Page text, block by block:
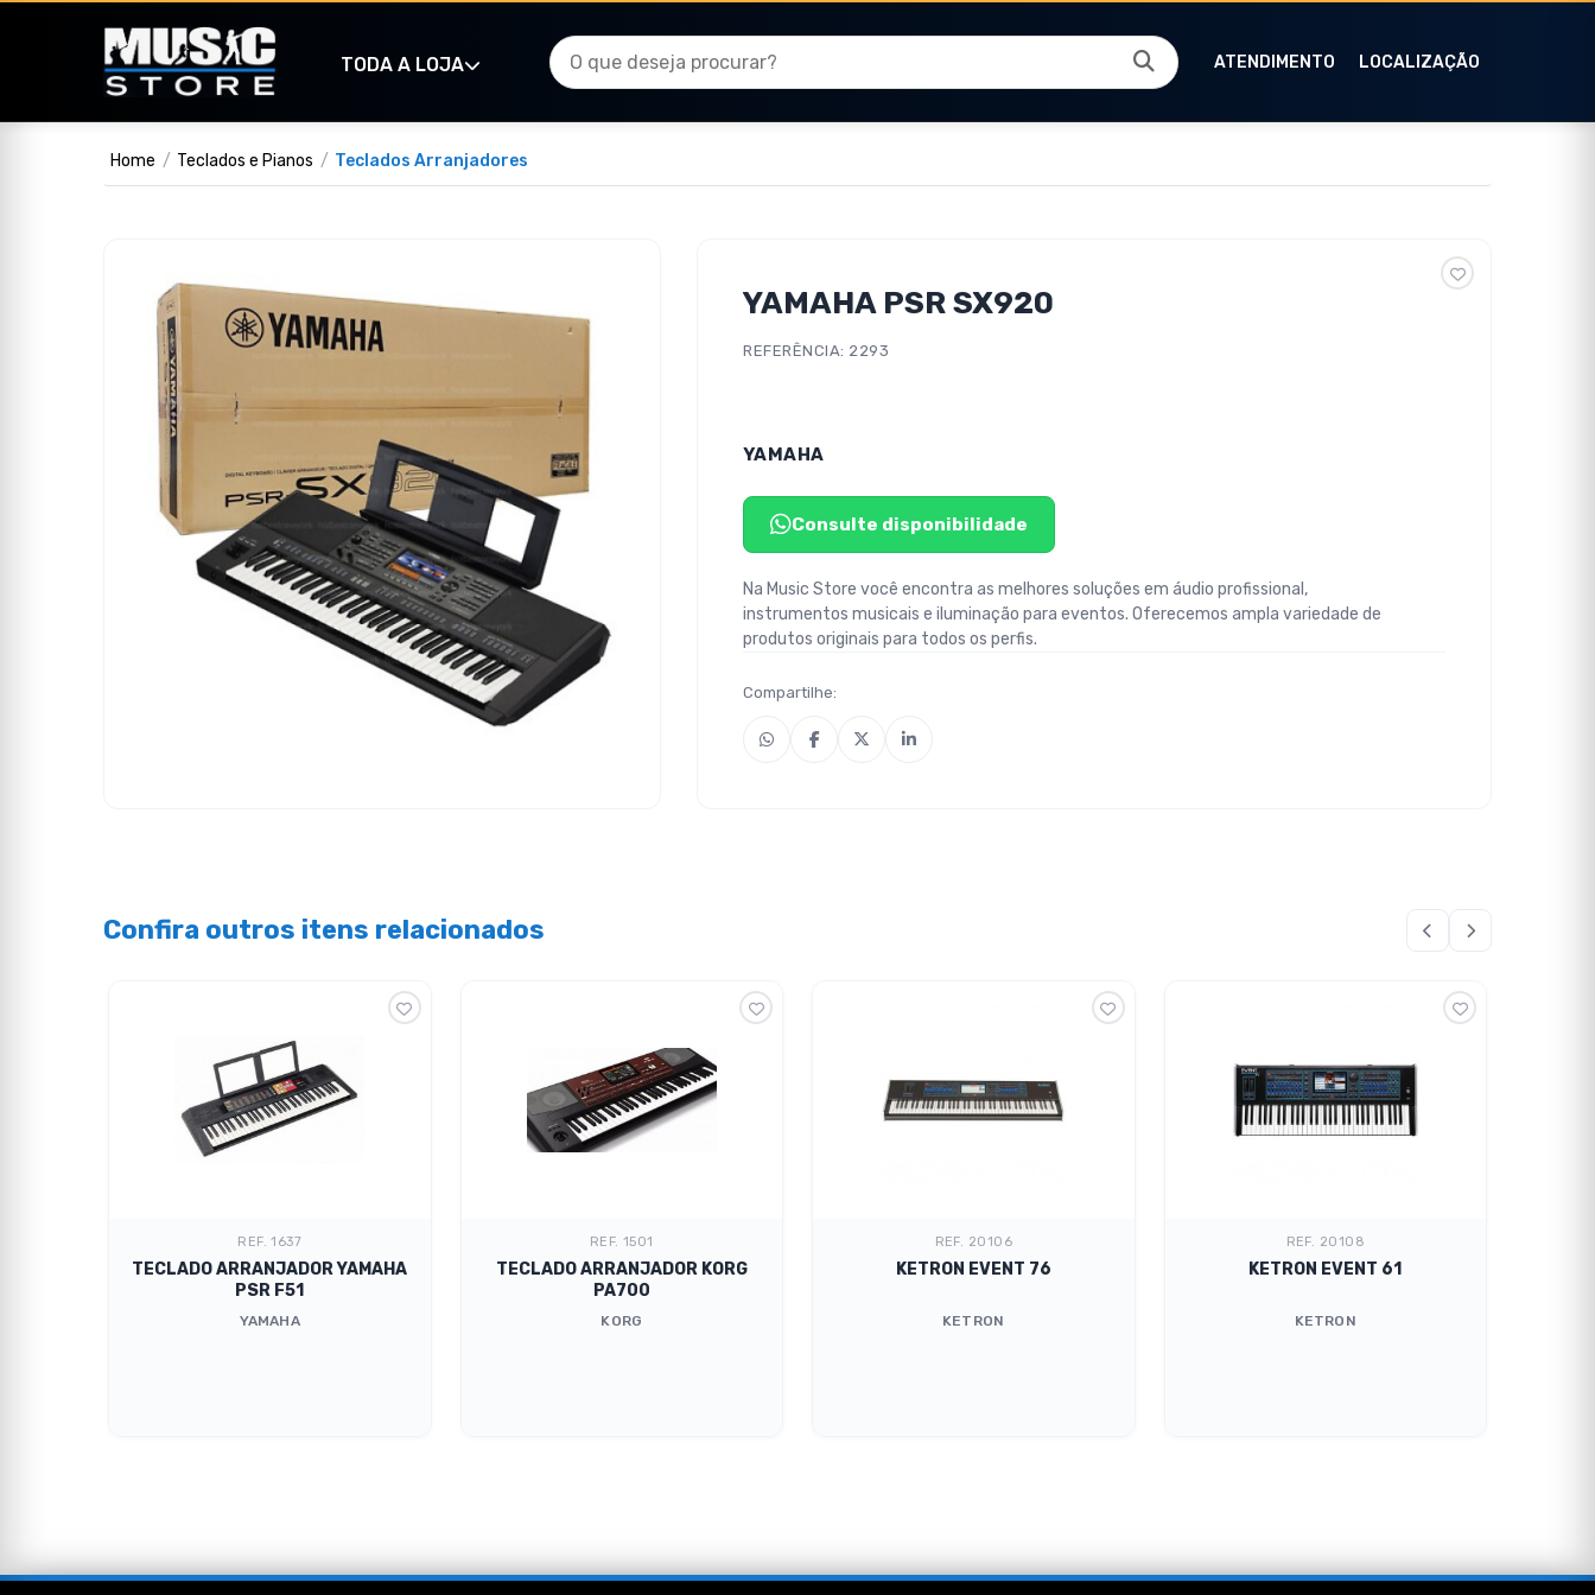
TODA A LOJA ATENDIMENTO LOCALIZAÇÃO
Home Teclados e Pianos Teclados Arranjadores
YAMAHA PSR SX920
REFERÊNCIA: 2293
YAMAHA
Consulte disponibilidade
Na Music Store você encontra as melhores soluções em áudio profissional,
instrumentos musicais e iluminação para eventos. Oferecemos ampla variedade de
produtos originais para todos os perfis.
Compartilhe:
Confira outros itens relacionados
REF. 1637
TECLADO ARRANJADOR YAMAHA
PSR F51
YAMAHA
REF. 1501
TECLADO ARRANJADOR KORG
PA700
KORG
REF. 20106
KETRON EVENT 76
KETRON
REF. 20108
KETRON EVENT 61
KETRON